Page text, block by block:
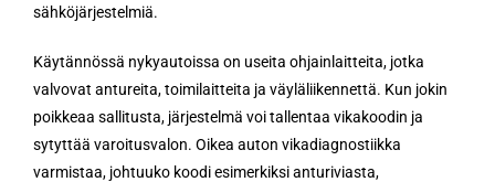
sähköjärjestelmiä.
Käytännössä nykyautoissa on useita ohjainlaitteita, jotka
valvovat antureita, toimilaitteita ja väyläliikennettä. Kun jokin
poikkeaa sallitusta, järjestelmä voi tallentaa vikakoodin ja
sytyttää varoitusvalon. Oikea auton vikadiagnostiikka
varmistaa, johtuuko koodi esimerkiksi anturiviasta,